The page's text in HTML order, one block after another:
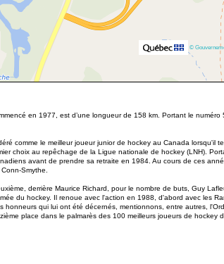
©
en 1977, est d’une longueur de 158 km. Portant le
comme le meilleur joueur junior de hockey au Canada
choix au repêchage de la Ligue nationale de hockey (LNH).
avant de prendre sa retraite en 1984. Au cours de ces
Smythe.
derrière Maurice Richard, pour le nombre de buts, Guy
du hockey. Il renoue avec l'action en 1988, d'abord avec les
honneurs qui lui ont été décernés, mentionnons, entre autres,
place dans le palmarès des 100 meilleurs joueurs de hockey